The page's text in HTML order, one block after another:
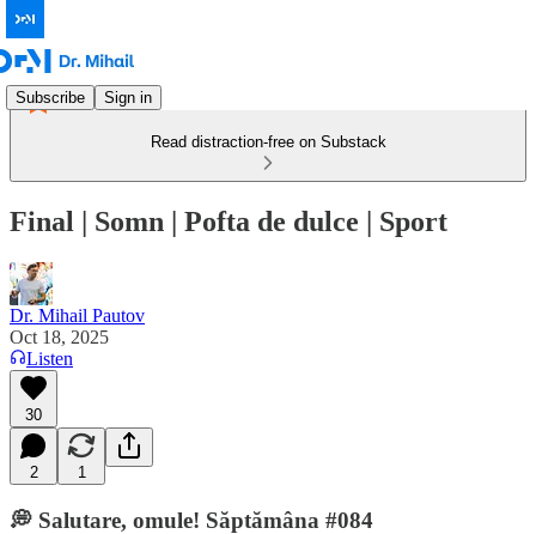
Subscribe Sign in
Read distraction-free on Substack
Final | Somn | Pofta de dulce | Sport
Dr. Mihail Pautov
Oct 18, 2025
Listen
30
2 1
💭 Salutare, omule! Săptămâna #084